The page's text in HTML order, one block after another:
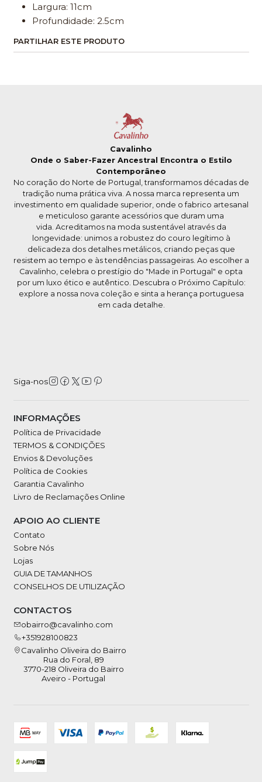
Largura: 11cm
Profundidade: 2.5cm
PARTILHAR ESTE PRODUTO
Cavalinho
Onde o Saber-Fazer Ancestral Encontra o Estilo
Contemporâneo
No coração do Norte de Portugal, transformamos décadas de
tradição numa prática viva. A nossa marca representa um
investimento em qualidade superior, onde o fabrico artesanal
e meticuloso garante acessórios que duram uma
vida. Acreditamos na moda sustentável através da
longevidade: unimos a robustez do couro legítimo à
delicadeza dos detalhes metálicos, criando peças que
resistem ao tempo e às tendências passageiras. Ao escolher a
Cavalinho, celebra o prestígio do "Made in Portugal" e opta
por um luxo ético e autêntico. Descubra o Próximo Capítulo:
explore a nossa nova coleção e sinta a herança portuguesa
em cada detalhe.
Siga-nos
INFORMAÇÕES
Política de Privacidade
TERMOS & CONDIÇÕES
Envios & Devoluções
Política de Cookies
Garantia Cavalinho
Livro de Reclamações Online
APOIO AO CLIENTE
Contato
Sobre Nós
Lojas
GUIA DE TAMANHOS
CONSELHOS DE UTILIZAÇÃO
CONTACTOS
obairro@cavalinho.com
+351928100823
Cavalinho Oliveira do Bairro
Rua do Foral, 89
3770-218 Oliveira do Bairro
Aveiro - Portugal